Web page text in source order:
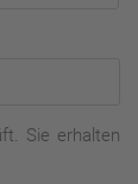
Sie erhalten